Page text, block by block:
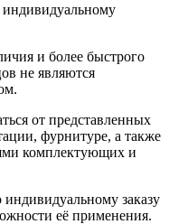
и более быстрого
не являются
от представленных
фурнитуре, а также
комплектующих и
заказу
её применения.